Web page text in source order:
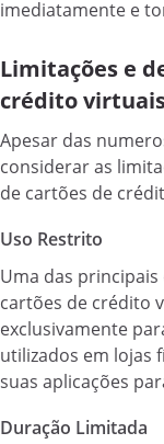
imediatamente e
Limitações e
crédito
Apesar das
considerar as
de cartões de
Uso Restrito
Uma das
cartões de crédito
exclusivamente
utilizados em lojas
suas aplicações
Duração Limitada